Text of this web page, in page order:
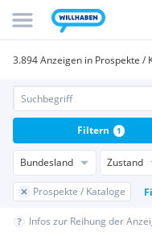
3.894 Anzeigen in Prospekte /
Bundesland Zustand
Prospekte / Kataloge
Filtern 1
Infos zur Reihung der